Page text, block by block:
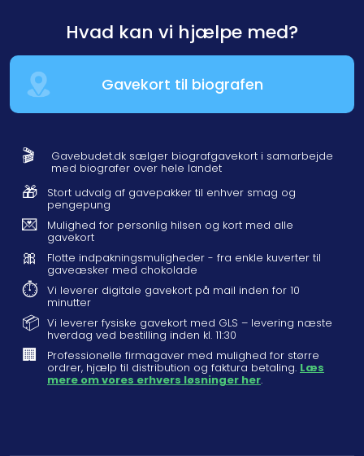
Hvad kan vi hjælpe med?
Gavekort til biografen
🎬 Gavebudet.dk sælger biografgavekort i samarbejde
med biografer over hele landet
🎁 Stort udvalg af gavepakker til enhver smag og
pengepung
💌 Mulighed for personlig hilsen og kort med alle
gavekort
🎀 Flotte indpakningsmuligheder - fra enkle kuverter til
gaveæsker med chokolade
⏱️ Vi leverer digitale gavekort på mail inden for 10
minutter
📦 Vi leverer fysiske gavekort med GLS – levering næste
hverdag ved bestilling inden kl. 11:30
🏢 Professionelle firmagaver med mulighed for større
ordrer, hjælp til distribution og faktura betaling. Læs
mere om vores erhvers løsninger her.